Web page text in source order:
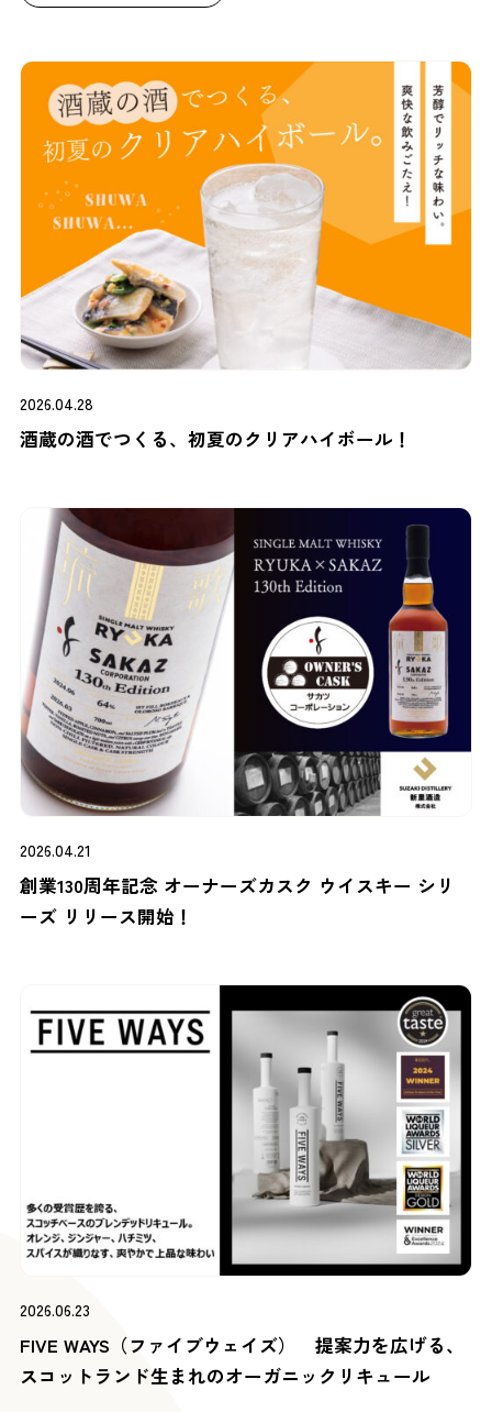
2026.04.28
酒蔵の酒でつくる、初夏のクリアハイボール！
2026.04.21
創業130周年記念 オーナーズカスク ウイスキー シリ
ーズ リリース開始！
2026.06.23
FIVE WAYS（ファイブウェイズ） 提案力を広げる、
スコットランド生まれのオーガニックリキュール